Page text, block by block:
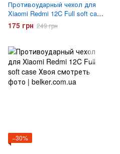
Противоударный чехол для
Xiaomi Redmi 12C Full soft case
Черный
175 грн 249 грн
−30%